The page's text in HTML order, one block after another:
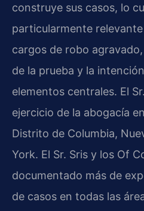
construye sus casos, lo
particularmente
cargos de robo
de la prueba y la
elementos centrales. El
ejercicio de la abogacía
Distrito de Columbia,
York. El Sr. Sris y los Of
documentado más de
de casos en todas las